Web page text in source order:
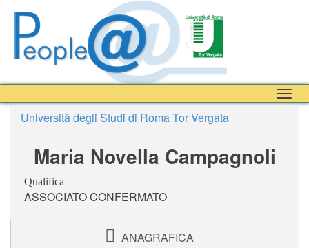
Università degli Studi di Roma Tor Vergata
Maria Novella Campagnoli
Qualifica
ASSOCIATO CONFERMATO
ANAGRAFICA